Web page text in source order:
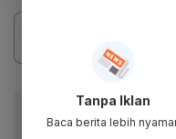
Baca artikel ini
Tanpa Iklan
Baca berita lebih